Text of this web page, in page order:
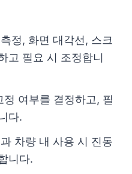
정, 화면 대각선, 스크
고 필요 시 조정합니
여부를 결정하고, 필
다.
차량 내 사용 시 진동
니다.